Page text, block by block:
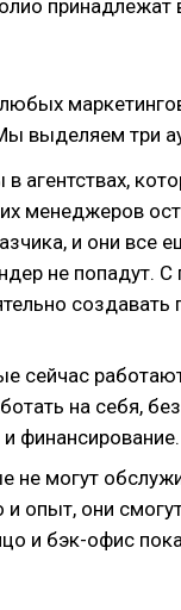
принадлежат
выделяем три
менеджеров
и они все
не попадут.
сейчас
на себя, без
финансирование.
не могут
опыт, они
и бэк-офис